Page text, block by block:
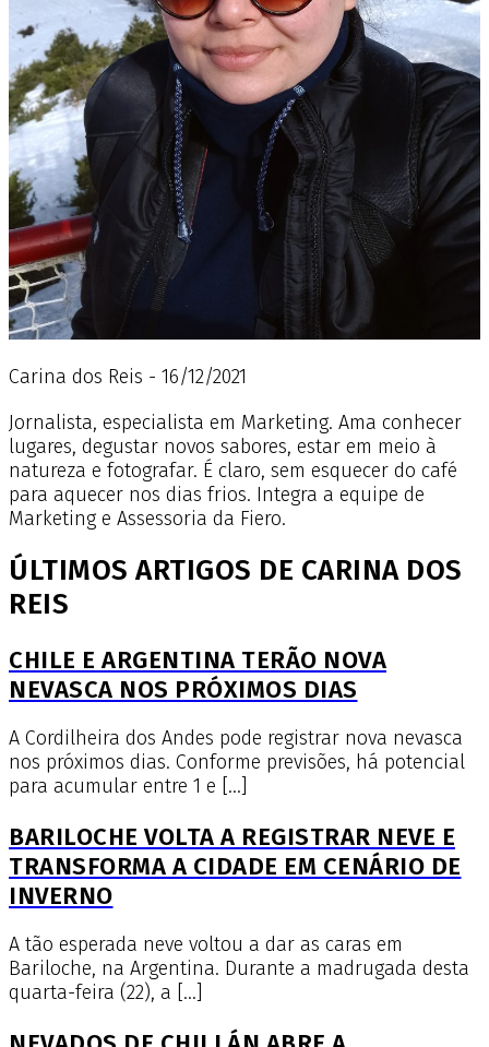
Carina dos Reis - 16/12/2021
Jornalista, especialista em Marketing. Ama conhecer
lugares, degustar novos sabores, estar em meio à
natureza e fotografar. É claro, sem esquecer do café
para aquecer nos dias frios. Integra a equipe de
Marketing e Assessoria da Fiero.
ÚLTIMOS ARTIGOS DE CARINA DOS
REIS
CHILE E ARGENTINA TERÃO NOVA
NEVASCA NOS PRÓXIMOS DIAS
A Cordilheira dos Andes pode registrar nova nevasca
nos próximos dias. Conforme previsões, há potencial
para acumular entre 1 e […]
BARILOCHE VOLTA A REGISTRAR NEVE E
TRANSFORMA A CIDADE EM CENÁRIO DE
INVERNO
A tão esperada neve voltou a dar as caras em
Bariloche, na Argentina. Durante a madrugada desta
quarta-feira (22), a […]